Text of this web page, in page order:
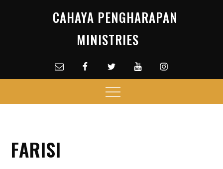
CAHAYA PENGHARAPAN
MINISTRIES
Email facebookTwitterYoutubeInstagram
Menu
FARISI